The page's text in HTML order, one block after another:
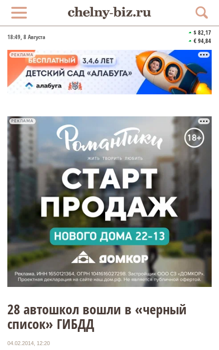
18:49, 8 Августа
$ 82,17
€ 94,84
РЕКЛАМА
РЕКЛАМА
28 автошкол вошли в «черный
список» ГИБДД
04.02.2014, 12:20